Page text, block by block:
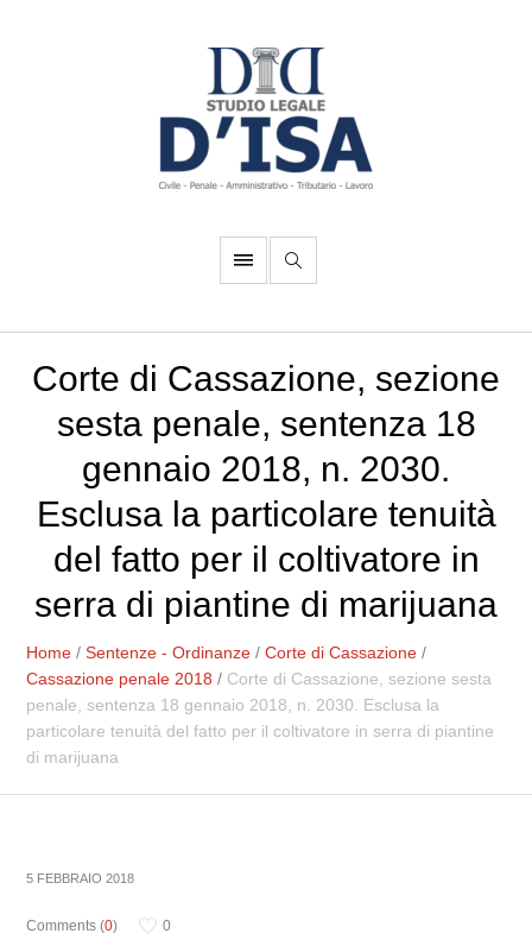
Corte di Cassazione, sezione
sesta penale, sentenza 18
gennaio 2018, n. 2030.
Esclusa la particolare tenuità
del fatto per il coltivatore in
serra di piantine di marijuana
Home /Sentenze - Ordinanze /Corte di Cassazione /
Cassazione penale 2018 / Corte di Cassazione, sezione sesta
penale, sentenza 18 gennaio 2018, n. 2030. Esclusa la
particolare tenuità del fatto per il coltivatore in serra di piantine
di marijuana
5 FEBBRAIO 2018
Comments (0)
0